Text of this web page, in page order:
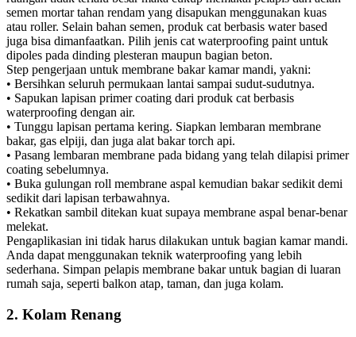
semen mortar tahan rendam yang disapukan menggunakan kuas
atau roller. Selain bahan semen, produk cat berbasis water based
juga bisa dimanfaatkan. Pilih jenis cat waterproofing paint untuk
dipoles pada dinding plesteran maupun bagian beton.
Step pengerjaan untuk membrane bakar kamar mandi, yakni:
• Bersihkan seluruh permukaan lantai sampai sudut-sudutnya.
• Sapukan lapisan primer coating dari produk cat berbasis
waterproofing dengan air.
• Tunggu lapisan pertama kering. Siapkan lembaran membrane
bakar, gas elpiji, dan juga alat bakar torch api.
• Pasang lembaran membrane pada bidang yang telah dilapisi primer
coating sebelumnya.
• Buka gulungan roll membrane aspal kemudian bakar sedikit demi
sedikit dari lapisan terbawahnya.
• Rekatkan sambil ditekan kuat supaya membrane aspal benar-benar
melekat.
Pengaplikasian ini tidak harus dilakukan untuk bagian kamar mandi.
Anda dapat menggunakan teknik waterproofing yang lebih
sederhana. Simpan pelapis membrane bakar untuk bagian di luaran
rumah saja, seperti balkon atap, taman, dan juga kolam.
2. Kolam Renang